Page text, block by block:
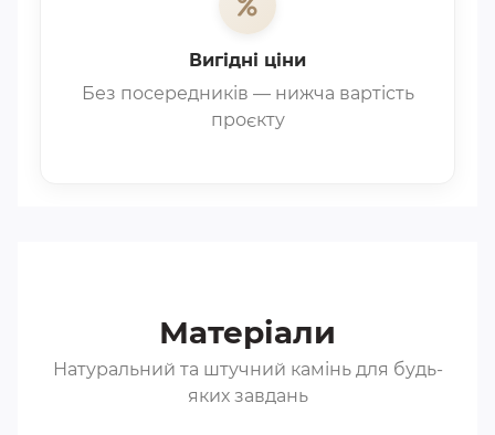
Вигідні ціни
Без посередників — нижча вартість
проєкту
Матеріали
Натуральний та штучний камінь для будь-
яких завдань